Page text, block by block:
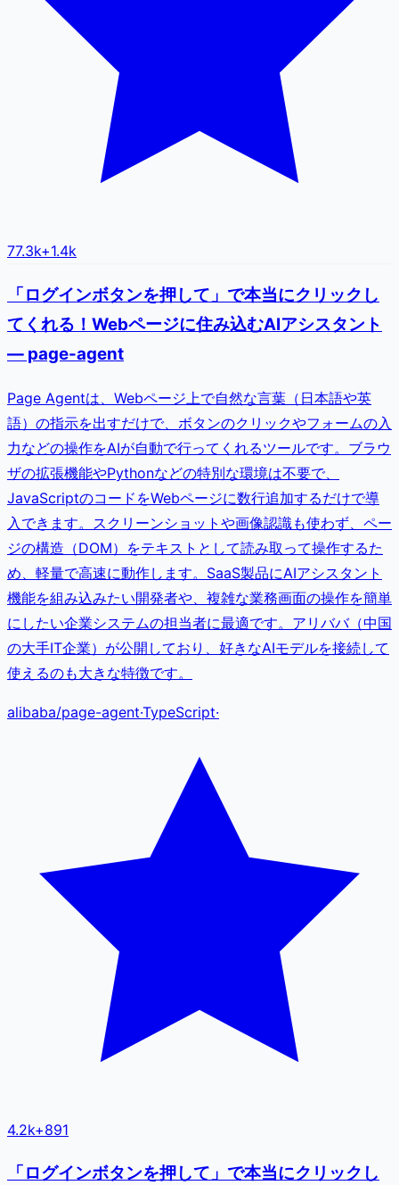
77.3k+1.4k
「ログインボタンを押して」で本当にクリックし
てくれる！Webページに住み込むAIアシスタント
— page-agent
Page Agentは、Webページ上で自然な言葉（日本語や英
語）の指示を出すだけで、ボタンのクリックやフォームの入
力などの操作をAIが自動で行ってくれるツールです。ブラウ
ザの拡張機能やPythonなどの特別な環境は不要で、
JavaScriptのコードをWebページに数行追加するだけで導
入できます。スクリーンショットや画像認識も使わず、ペー
ジの構造（DOM）をテキストとして読み取って操作するた
め、軽量で高速に動作します。SaaS製品にAIアシスタント
機能を組み込みたい開発者や、複雑な業務画面の操作を簡単
にしたい企業システムの担当者に最適です。アリババ（中国
の大手IT企業）が公開しており、好きなAIモデルを接続して
使えるのも大きな特徴です。
alibaba/page-agent·TypeScript·
4.2k+891
「ログインボタンを押して」で本当にクリックし